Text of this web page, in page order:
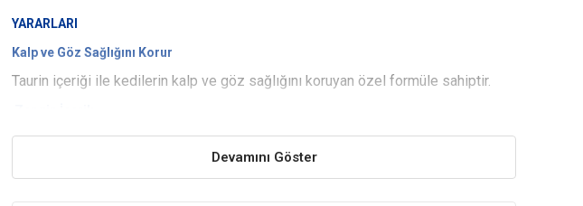
YARARLARI
Kalp ve Göz Sağlığını Korur
Taurin içeriği ile kedilerin kalp ve göz sağlığını koruyan özel formüle sahiptir.
Kedilerin sağlığını koruyan ve sağlıklı şekilde ödüllendirilmesini sağlayan özel
Devamını Göster